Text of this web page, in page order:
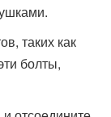
таких как
болты,